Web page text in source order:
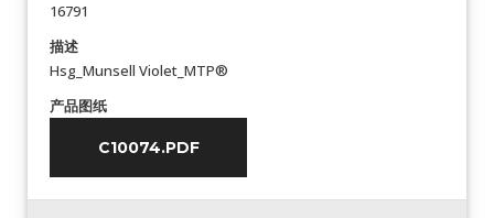
16791
描述
Hsg_Munsell Violet_MTP®
产品图纸
C10074.PDF